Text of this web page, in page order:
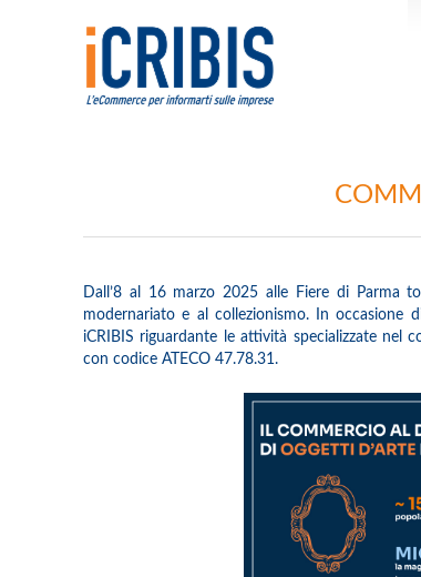
Dall’8 al 16 marzo 2025 alle Fiere di Parma
modernariato e al collezionismo. In occasione
iCRIBIS riguardante le attività specializzate nel
con codice ATECO 47.78.31.